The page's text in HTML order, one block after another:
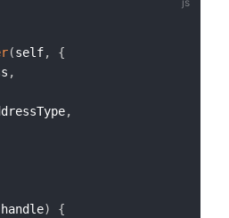
(self,
{
,
,
handle)
{